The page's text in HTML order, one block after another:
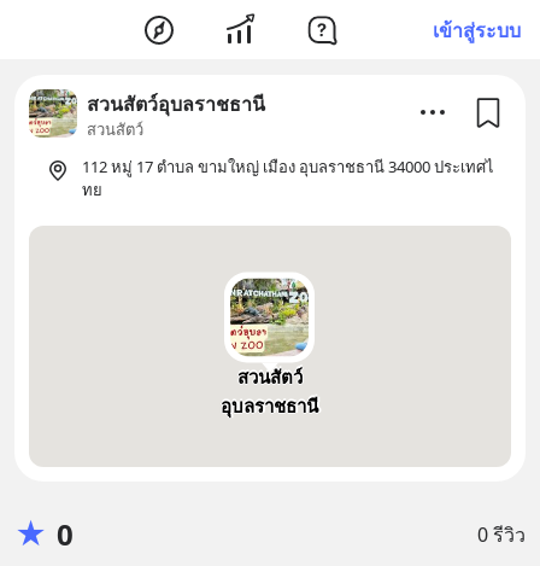
เข้าสู่ระบบ
สวนสัตว์อุบลราชธานี
สวนสัตว์
112 หมู่ 17 ตำบล ขามใหญ่ เมือง อุบลราชธานี 34000 ประเทศไ
ทย
สวนสัตว์
อุบลราชธานี
★ 0 0 รีวิว